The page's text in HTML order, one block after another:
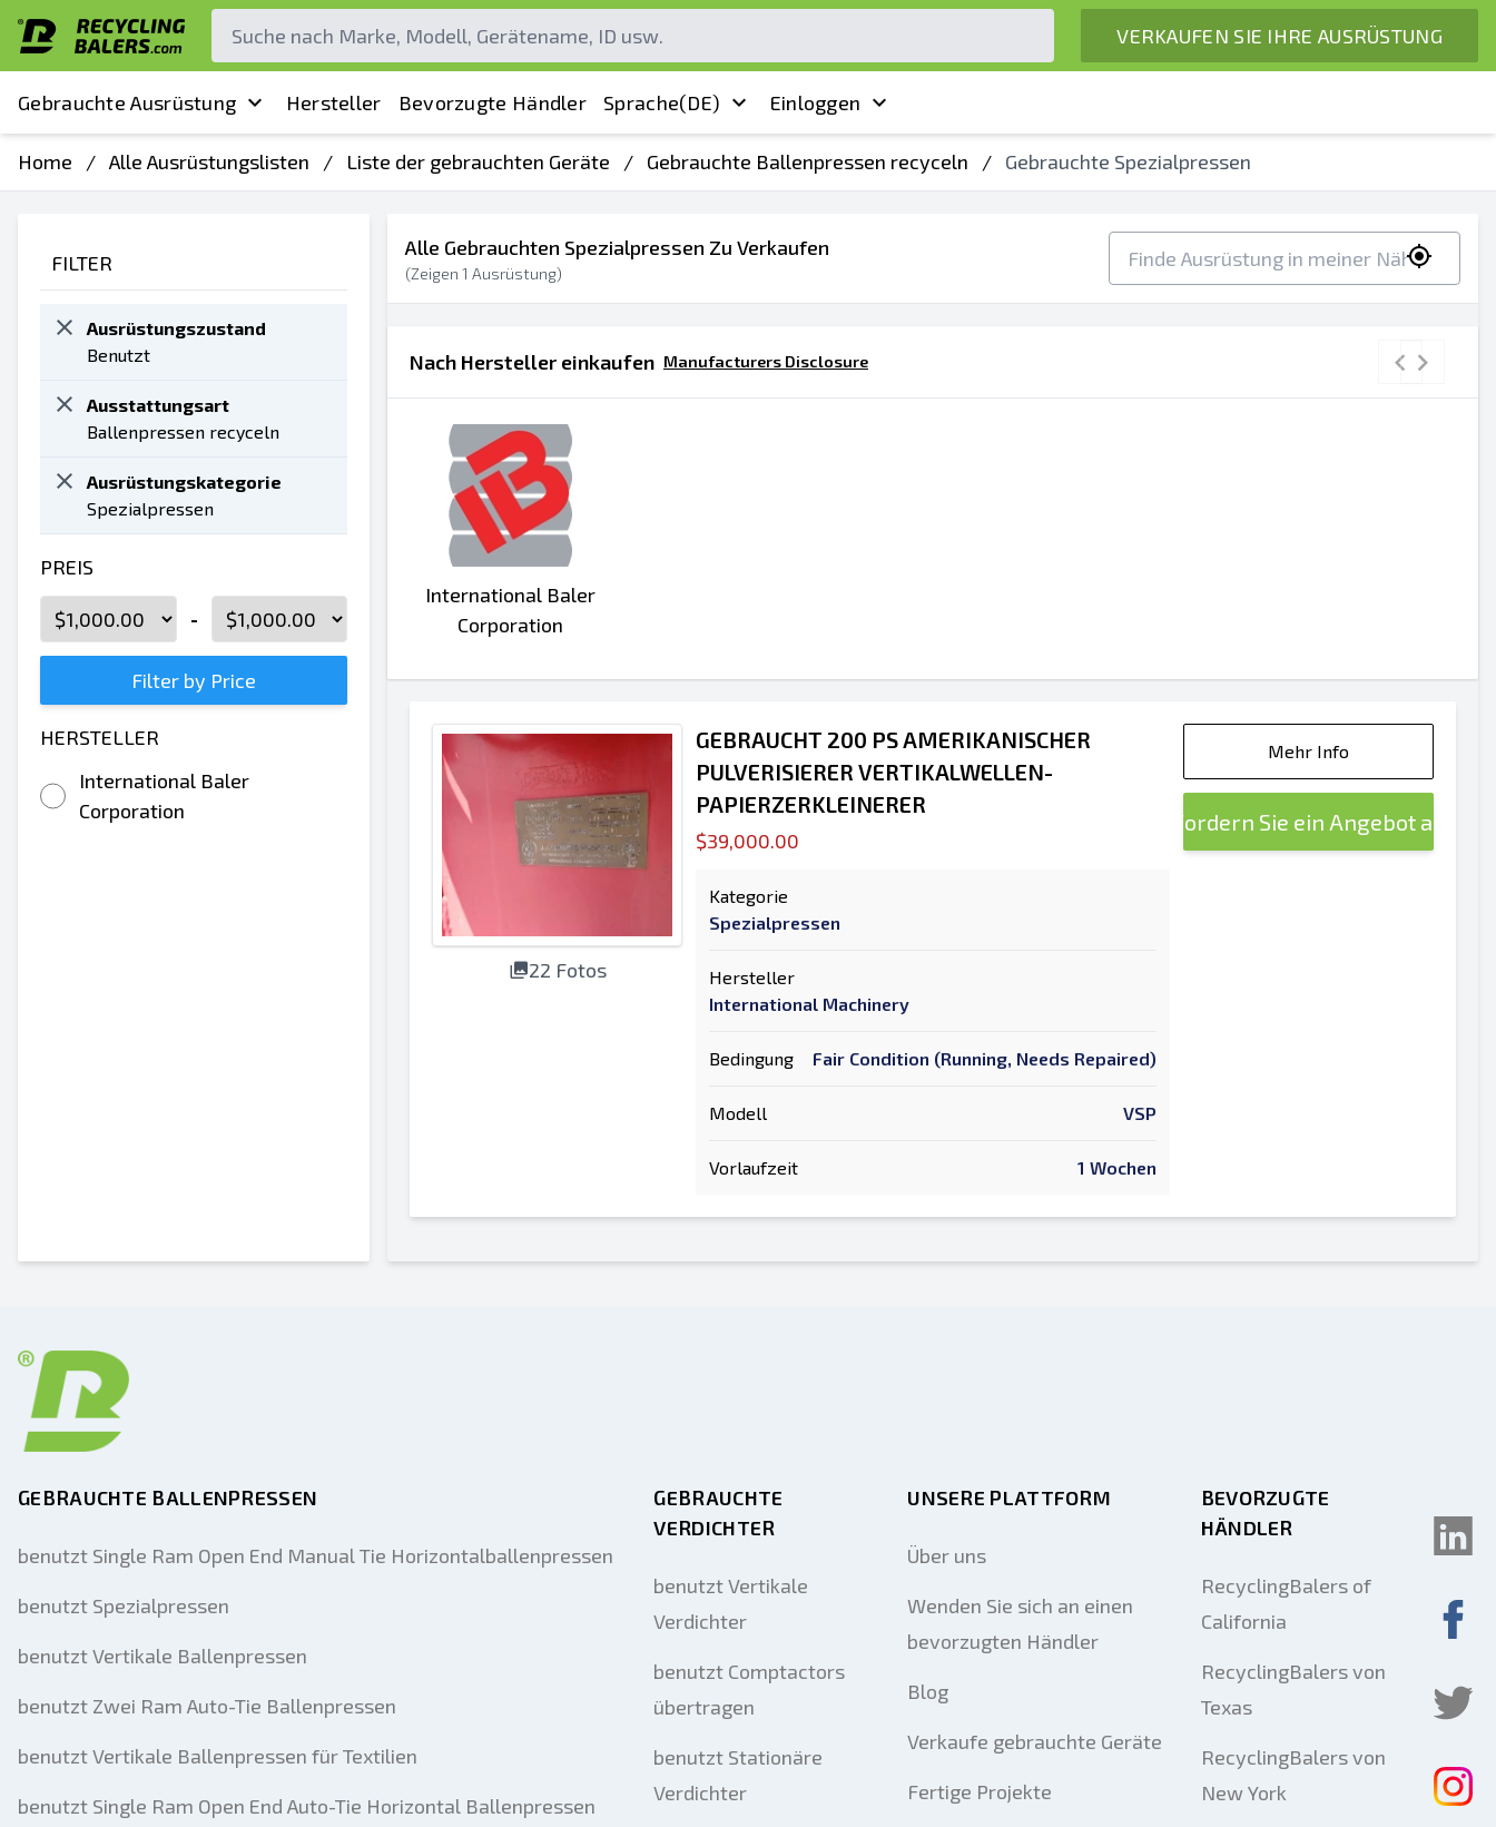
VERKAUFEN SIE IHRE AUSRÜSTUNG
Gebrauchte Ausrüstung Hersteller Bevorzugte Händler Sprache(DE) Einloggen
Home / Alle Ausrüstungslisten / Liste der gebrauchten Geräte / Gebrauchte Ballenpressen recyceln / Gebrauchte Spezialpressen
FILTER
Ausrüstungszustand
Benutzt
Ausstattungsart
Ballenpressen recyceln
Ausrüstungskategorie
Spezialpressen
PREIS
-
Filter by Price
HERSTELLER
International Baler
Corporation
Alle Gebrauchten Spezialpressen Zu Verkaufen
(Zeigen 1 Ausrüstung)
Nach Hersteller einkaufen Manufacturers Disclosure
International Baler
Corporation
22 Fotos
GEBRAUCHT 200 PS AMERIKANISCHER
PULVERISIERER VERTIKALWELLEN-
PAPIERZERKLEINERER
$39,000.00
Kategorie
Spezialpressen
Hersteller
International Machinery
Bedingung Fair Condition (Running, Needs Repaired)
Modell VSP
Vorlaufzeit 1 Wochen
Mehr Info
Fordern Sie ein Angebot an
GEBRAUCHTE BALLENPRESSEN
benutzt Single Ram Open End Manual Tie Horizontalballenpressen
benutzt Spezialpressen
benutzt Vertikale Ballenpressen
benutzt Zwei Ram Auto-Tie Ballenpressen
benutzt Vertikale Ballenpressen für Textilien
benutzt Single Ram Open End Auto-Tie Horizontal Ballenpressen
GEBRAUCHTE
VERDICHTER
benutzt Vertikale
Verdichter
benutzt Comptactors
übertragen
benutzt Stationäre
Verdichter
UNSERE PLATTFORM
Über uns
Wenden Sie sich an einen
bevorzugten Händler
Blog
Verkaufe gebrauchte Geräte
Fertige Projekte
BEVORZUGTE
HÄNDLER
RecyclingBalers of
California
RecyclingBalers von
Texas
RecyclingBalers von
New York